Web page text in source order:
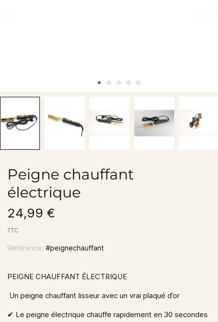
Peigne chauffant
électrique
24,99 €
TTC
Référence: #peignechauffant
PEIGNE CHAUFFANT ÉLECTRIQUE
Un peigne chauffant lisseur avec un vrai plaqué d’or
✔︎ Le peigne électrique chauffe rapidement en 30 secondes